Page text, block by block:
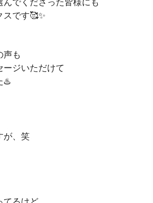
でくださった皆様にも
スです🥰✨️
声も
ージいただけて
♨️
が、笑